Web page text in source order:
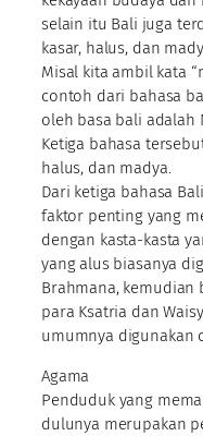
selain itu Bali juga
kasar, halus, dan
Misal kita ambil kata
contoh dari bahasa
oleh basa bali adalah
Ketiga bahasa
halus, dan madya.
Dari ketiga bahasa
faktor penting yang
dengan kasta-kasta
yang alus biasanya
Brahmana, kemudian
para Ksatria dan
umumnya digunakan
Agama
Penduduk yang
dulunya merupakan